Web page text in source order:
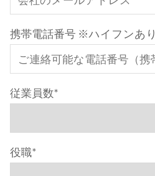
携帯電話番号 ※ハイフンあり
従業員数*
役職*